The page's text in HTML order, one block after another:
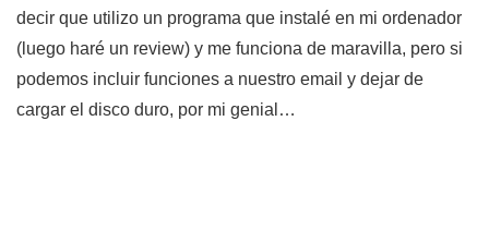
decir que utilizo un programa que instalé en mi ordenador
(luego haré un review) y me funciona de maravilla, pero si
podemos incluir funciones a nuestro email y dejar de
cargar el disco duro, por mi genial…